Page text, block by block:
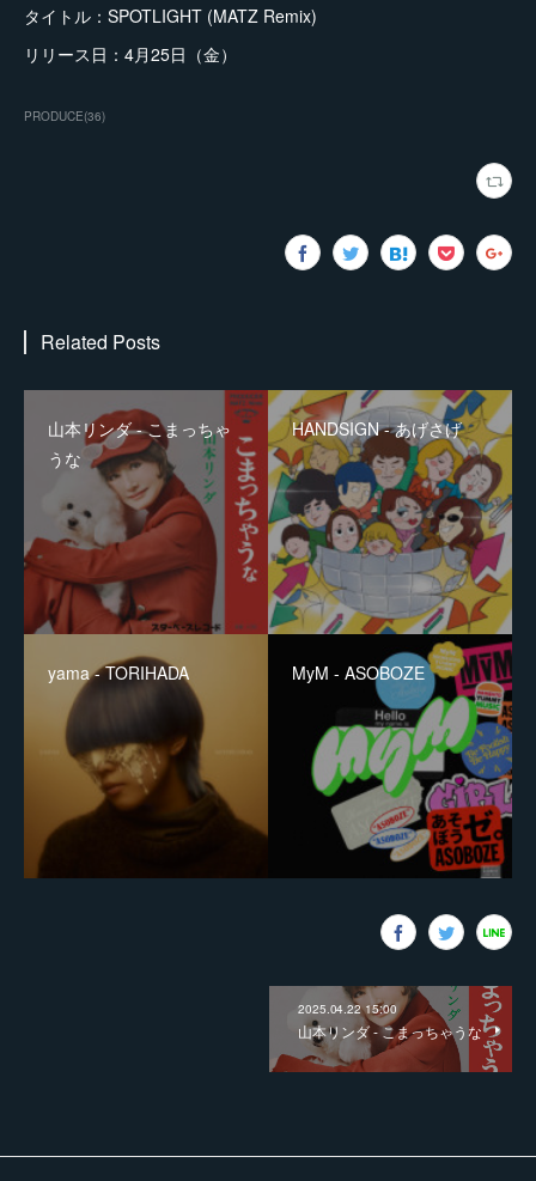
タイトル：SPOTLIGHT (MATZ Remix)
リリース日：4月25日（金）
PRODUCE(36)
Related Posts
山本リンダ - こまっちゃ
うな
HANDSIGN - あげさげ
yama - TORIHADA MyM - ASOBOZE
2025.04.22 15:00
山本リンダ - こまっちゃうな